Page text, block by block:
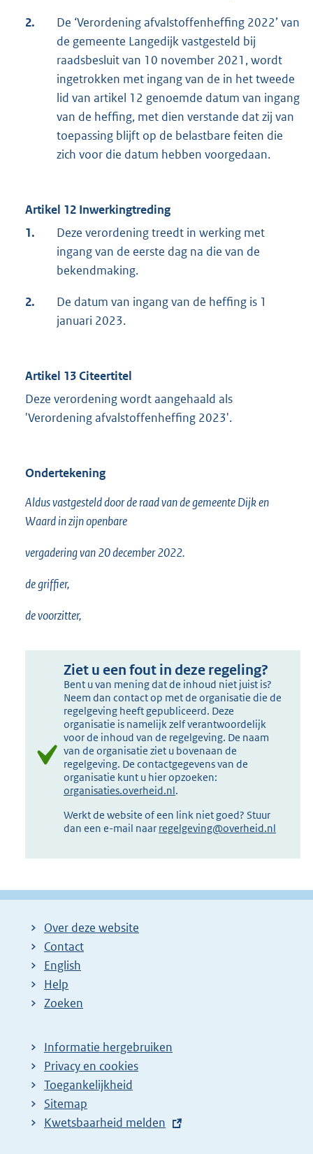
2.
De ‘Verordening afvalstoffenheffing 2022’ van
de gemeente Langedijk vastgesteld bij
raadsbesluit van 10 november 2021, wordt
ingetrokken met ingang van de in het tweede
lid van artikel 12 genoemde datum van ingang
van de heffing, met dien verstande dat zij van
toepassing blijft op de belastbare feiten die
zich voor die datum hebben voorgedaan.
Artikel 12 Inwerkingtreding
1.
Deze verordening treedt in werking met
ingang van de eerste dag na die van de
bekendmaking.
2.
De datum van ingang van de heffing is 1
januari 2023.
Artikel 13 Citeertitel
Deze verordening wordt aangehaald als
'Verordening afvalstoffenheffing 2023'.
Ondertekening
Aldus vastgesteld door de raad van de gemeente Dijk en
Waard in zijn openbare
vergadering van 20 december 2022.
de griffier,
de voorzitter,
Ziet u een fout in deze regeling?
Bent u van mening dat de inhoud niet juist is?
Neem dan contact op met de organisatie die de
regelgeving heeft gepubliceerd. Deze
organisatie is namelijk zelf verantwoordelijk
voor de inhoud van de regelgeving. De naam
van de organisatie ziet u bovenaan de
regelgeving. De contactgegevens van de
organisatie kunt u hier opzoeken:
organisaties.overheid.nl.
Werkt de website of een link niet goed? Stuur
dan een e-mail naar regelgeving@overheid.nl
Over deze website
Contact
English
Help
Zoeken
Informatie hergebruiken
Privacy en cookies
Toegankelijkheid
Sitemap
E
Kwetsbaarheid melden